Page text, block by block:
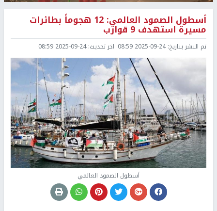
أسطول الصمود العالمي: 12 هجوماً بطائرات
مسيرة استهدف 9 قوارب
تم النشر بتاريخ:2025-09-24 08:59 اخر تحديث:2025-09-24 08:59
أسطول الصمود العالمي